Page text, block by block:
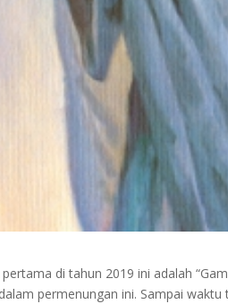
di tahun 2019 ini adalah
permenungan ini. Sampai